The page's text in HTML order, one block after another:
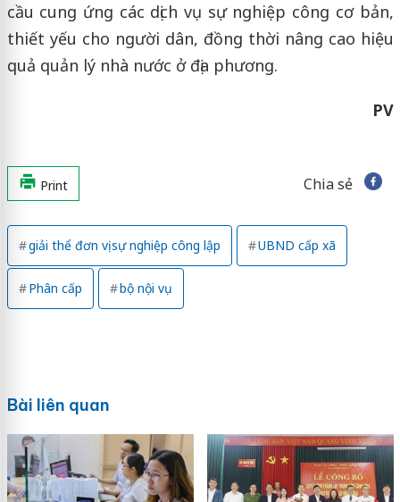
cầu cung ứng các dịch vụ sự nghiệp công cơ bản,
thiết yếu cho người dân, đồng thời nâng cao hiệu
quả quản lý nhà nước ở địa phương.
PV
Print Chia sẻ
giải thể đơn vị sự nghiệp công lập UBND cấp xã
Phân cấp bộ nội vụ
Bài liên quan